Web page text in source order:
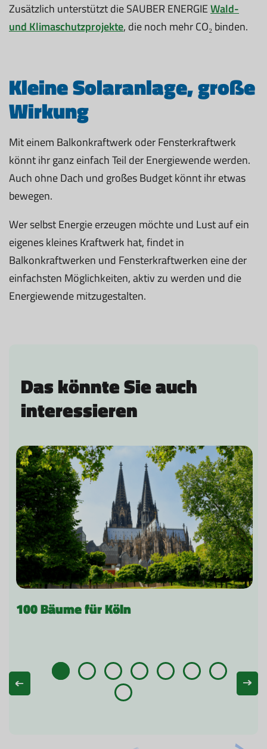
Zusätzlich unterstützt die SAUBER ENERGIEWald-
und Klimaschutzprojekte, die noch mehr CO₂ binden.
Kleine Solaranlage, große
Wirkung
Mit einem Balkonkraftwerk oder Fensterkraftwerk
könnt ihr ganz einfach Teil der Energiewende werden.
Auch ohne Dach und großes Budget könnt ihr etwas
bewegen.
Wer selbst Energie erzeugen möchte und Lust auf ein
eigenes kleines Kraftwerk hat, findet in
Balkonkraftwerken und Fensterkraftwerken eine der
einfachsten Möglichkeiten, aktiv zu werden und die
Energiewende mitzugestalten.
Das könnte Sie auch
interessieren
100 Bäume für Köln